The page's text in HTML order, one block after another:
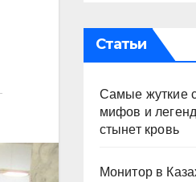
Статьи
Самые жуткие
мифов и
стынет кровь
Монитор в